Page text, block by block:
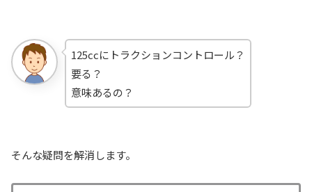
125ccにトラクションコントロール？
要る？
意味あるの？
そんな疑問を解消します。